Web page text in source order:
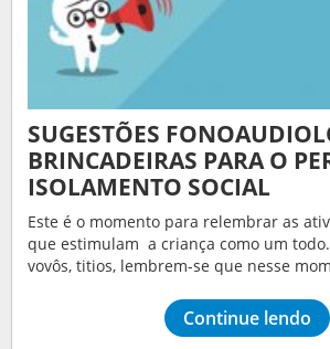
SUGESTÕES
BRINCADEIRAS PARA O
ISOLAMENTO SOCIAL
Este é o momento para relembrar as
que estimulam a criança como um todo.
vovôs, titios, lembrem-se que nesse
Continue lendo